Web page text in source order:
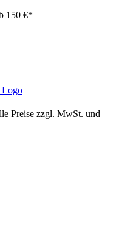
150 €*
Preise zzgl. MwSt. und